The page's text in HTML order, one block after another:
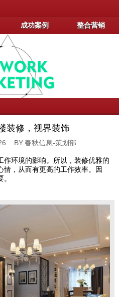
成功案例 整合营销
装修，视界装饰
BY:春秋信息-策划部
作环境的影响。所以，装修优雅的
，从而有更高的工作效率。因